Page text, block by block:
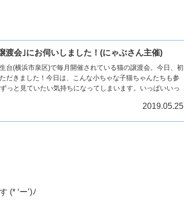
渡会｣にお伺いしました！(にゃぶさん主催)
台(横浜市泉区)で毎月開催されている猫の譲渡会。今日、初
だきました！今日は、こんな小ちゃな子猫ちゃんたちも参
っと見ていたい気持ちになってしまいます。いっぱいいっ
2019.05.25
(* ‘ー’)ﾉ